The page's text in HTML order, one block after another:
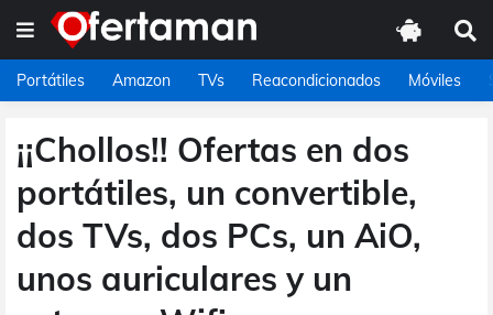
Portátiles Amazon TVs Reacondicionados Móviles
¡¡Chollos!! Ofertas en dos
portátiles, un convertible,
dos TVs, dos PCs, un AiO,
unos auriculares y un